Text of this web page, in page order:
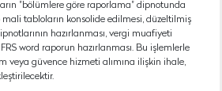
"bölümlere göre raporlama" dipnotunda
mali tabloların konsolide edilmesi, düzeltilmiş
hazırlanması, vergi muafiyeti
word raporun hazırlanması. Bu işlemlerle
veya güvence hizmeti alımına ilişkin ihale,